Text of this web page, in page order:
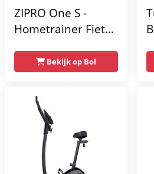
ZIPRO One S -
Hometrainer Fiets -
Magnetische Fiets -
Hartslagsensoren -
Gemakkelijk te
transporteren -
Antislippedalen -
Homegym -
Stabiele structuur -
Bekijk op Bol
-